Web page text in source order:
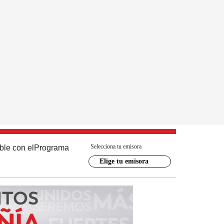
con el Programa Selecciona tu emisora
Elige tu emisora